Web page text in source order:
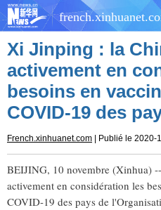
Xi Jinping : la
activement en
besoins en
COVID-19 des
French.xinhuanet.com | Publié le 2020-
BEIJING, 10 novembre (Xinhua)
activement en considération les
COVID-19 des pays de